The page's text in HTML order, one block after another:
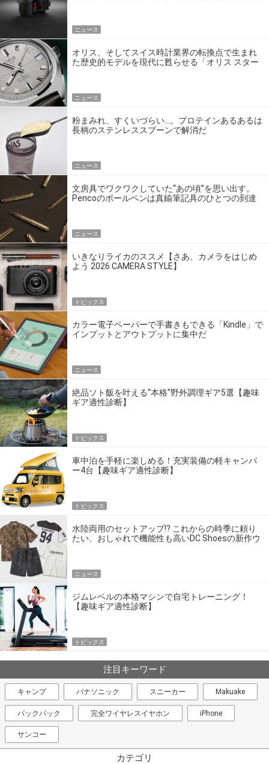
ニュース
オリス、そしてスイス時計業界の転換点で生まれ
た歴史的モデルを現代に甦らせる「オリス スター
ニュース
粉まみれ、すくいづらい…。プロテインあるあるは
長柄のステンレススプーンで解消だ
ニュース
文房具でワクワクしていた“あの頃”を思い出す。
Pencoのボールペンは真鍮筆記具のひとつの到達
ニュース
いきなりライカのススメ【さあ、カメラをはじめ
よう 2026 CAMERA STYLE】
トピックス
カラー電子ペーパーで手書きもできる「Kindle」で
インプットとアウトプットに集中だ
ニュース
絶品ソト飯を叶える“本格”野外調理ギア5選【趣味
ギア適性診断】
トピックス
車中泊を手軽に楽しめる！充実装備の軽キャンパ
ー4台【趣味ギア適性診断】
トピックス
水陸両用のセットアップ!? これからの時季に頼り
たい、おしゃれで機能性も高いDC Shoesの新作ウ
ニュース
ジムレベルの本格マシンで自宅トレーニング！
【趣味ギア適性診断】
トピックス
注目キーワード
キャンプ パナソニック スニーカー Makuake
バックパック 完全ワイヤレスイヤホン iPhone
サンコー
カテゴリ